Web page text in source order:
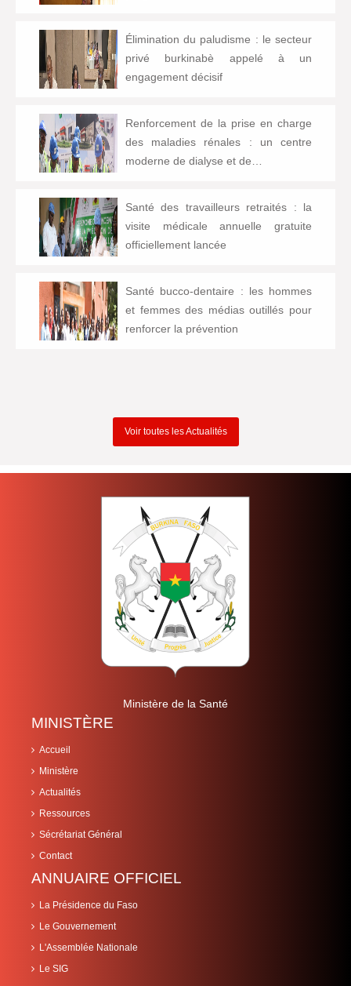
Élimination du paludisme : le secteur
privé burkinabè appelé à un
engagement décisif
Renforcement de la prise en charge
des maladies rénales : un centre
moderne de dialyse et de…
Santé des travailleurs retraités : la
visite médicale annuelle gratuite
officiellement lancée
Santé bucco-dentaire : les hommes
et femmes des médias outillés pour
renforcer la prévention
Voir toutes les Actualités
Ministère de la Santé
MINISTÈRE
Accueil
Ministère
Actualités
Ressources
Sécrétariat Général
Contact
ANNUAIRE OFFICIEL
La Présidence du Faso
Le Gouvernement
L'Assemblée Nationale
Le SIG